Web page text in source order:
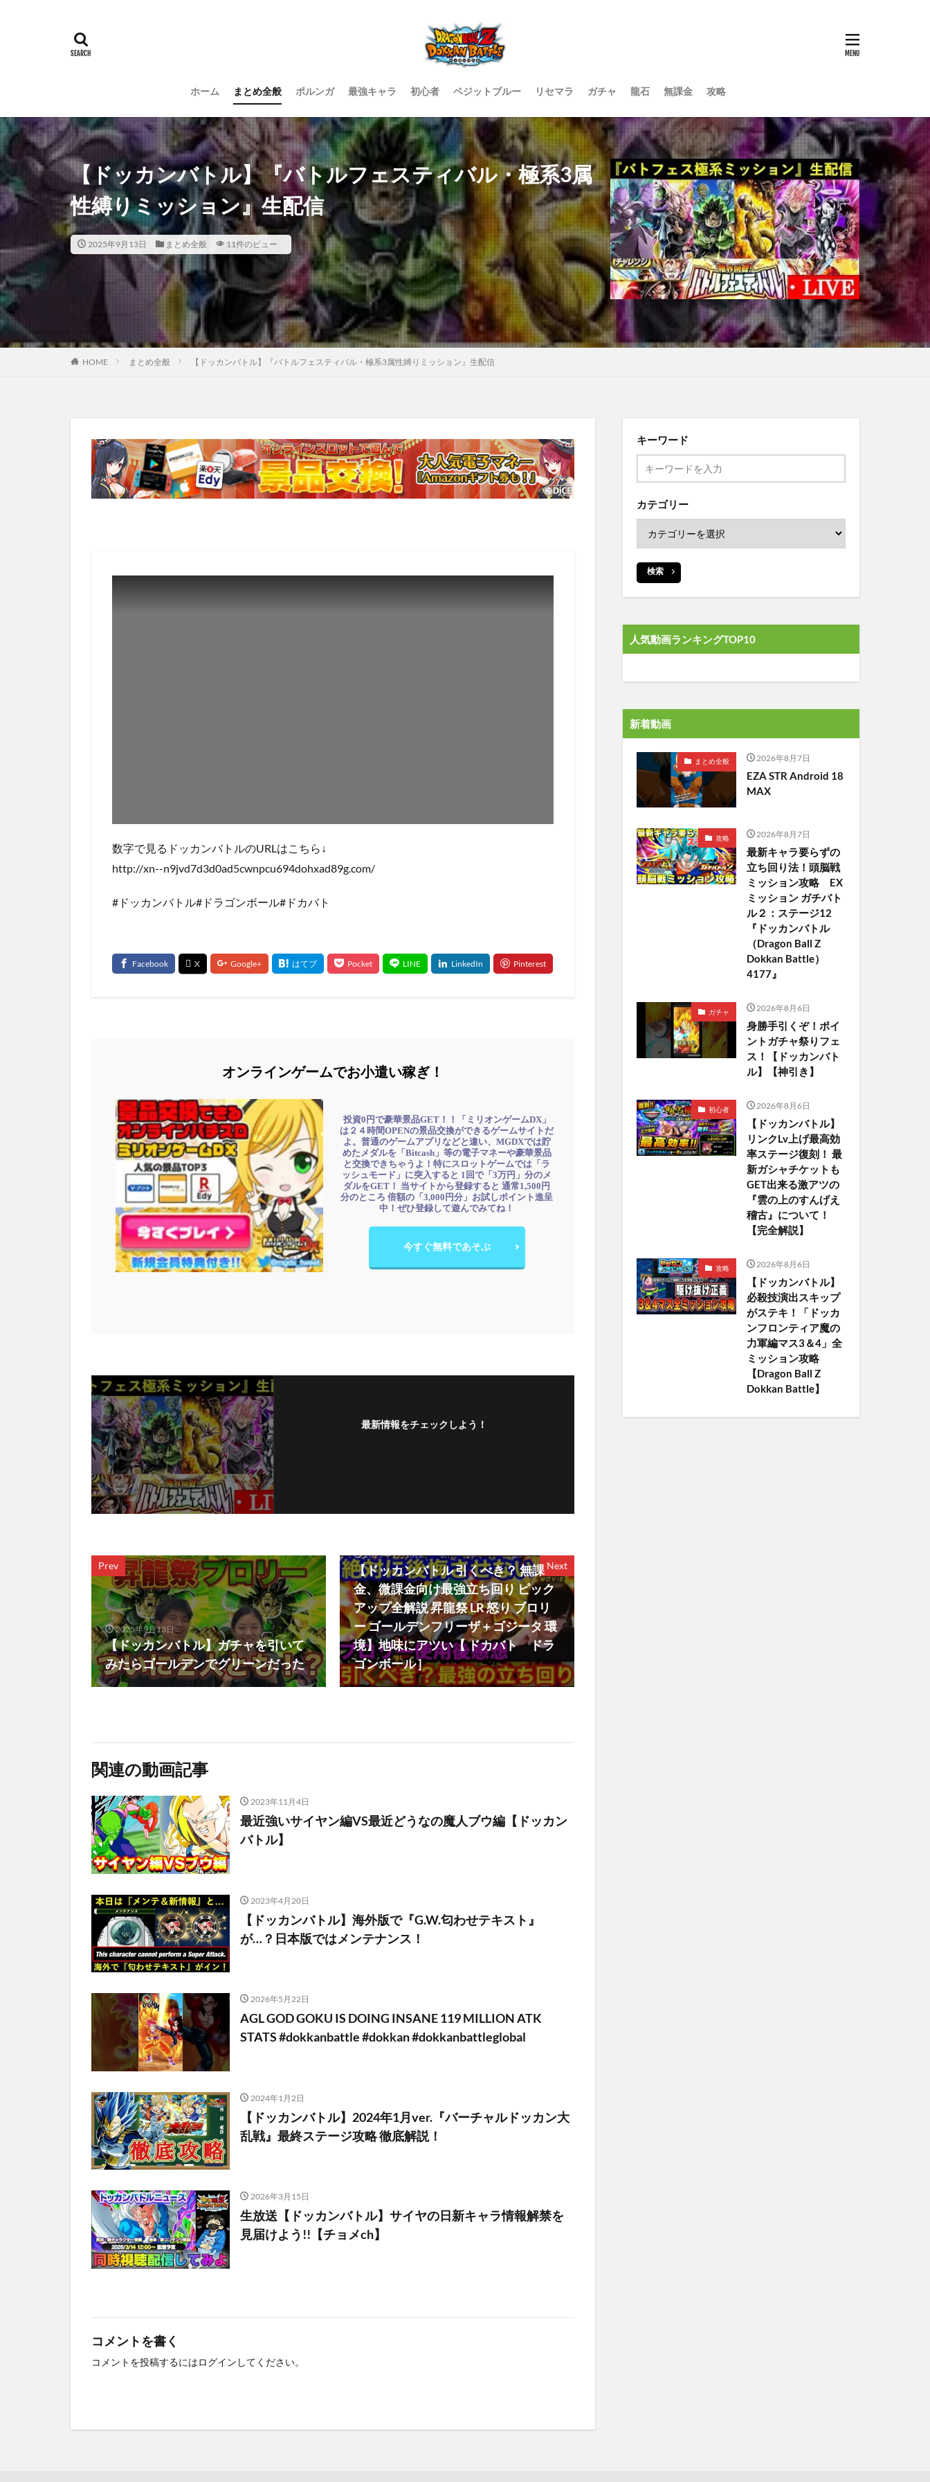
ホーム まとめ全般 ポルンガ 最強キャラ 初心者 ベジットブルー リセマラ ガチャ 龍石 無課金 攻略
【ドッカンバトル】『バトルフェスティバル・極系3属
性縛りミッション』生配信
2025年9月13日 まとめ全般 11件のビュー
HOME まとめ全般 【ドッカンバトル】『バトルフェスティバル・極系3属性縛りミッション』生配信
数字で見るドッカンバトルのURLはこちら↓
http://xn--n9jvd7d3d0ad5cwnpcu694dohxad89g.com/
#ドッカンバトル#ドラゴンボール#ドカバト
オンラインゲームでお小遣い稼ぎ！
投資0円で豪華景品GET！！「ミリオンゲームDX」
は２４時間OPENの景品交換ができるゲームサイトだ
よ。普通のゲームアプリなどと違い、MGDXでは貯
めたメダルを「Bitcash」等の電子マネーや豪華景品
と交換できちゃうよ！特にスロットゲームでは「ラ
ッシュモード」に突入すると 1回で「3万円」分のメ
ダルをGET！ 当サイトから登録すると 通常1,500円
分のところ 倍額の「3,000円分」お試しポイント進呈
中！ぜひ登録して遊んでみてね！
今すぐ無料であそぶ
最新情報をチェックしよう！
Prev
2025年9月13日
【ドッカンバトル】ガチャを引いて
みたらゴールデンでグリーンだった
Next
2025年9月13日
【ドッカンバトル 引くべき？ 無課
金、微課金向け最強立ち回り ピック
アップ全解説 昇龍祭 LR 怒り ブロリ
ー ゴールデンフリーザ＋ゴジータ 環
境】地味にアツい【 ドカバト ドラ
ゴンボール ]
関連の動画記事
2023年11月4日
最近強いサイヤン編VS最近どうなの魔人ブウ編【ドッカン
バトル】
2023年4月20日
【ドッカンバトル】海外版で『G.W.匂わせテキスト』
が…？日本版ではメンテナンス！
2026年5月22日
AGL GOD GOKU IS DOING INSANE 119 MILLION ATK
STATS #dokkanbattle #dokkan #dokkanbattleglobal
2024年1月2日
【ドッカンバトル】2024年1月ver.『バーチャルドッカン大
乱戦』最終ステージ攻略 徹底解説！
2026年3月15日
生放送【ドッカンバトル】サイヤの日新キャラ情報解禁を
見届けよう!!【チョメch】
コメントを書く
コメントを投稿するにはログイン してください。
キーワード
カテゴリー
検索
人気動画ランキングTOP10
新着動画
まとめ全般 2026年8月7日
EZA STR Android 18
MAX
攻略 2026年8月7日
最新キャラ要らずの
立ち回り法！頭脳戦
ミッション攻略 EX
ミッション ガチバト
ル２：ステージ12
『ドッカンバトル
（Dragon Ball Z
Dokkan Battle）
4177』
ガチャ 2026年8月6日
身勝手引くぞ！ポイ
ントガチャ祭りフェ
ス！【ドッカンバト
ル】【神引き】
初心者 2026年8月6日
【ドッカンバトル】
リンクLv上げ最高効
率ステージ復刻！ 最
新ガシャチケットも
GET出来る激アツの
『雲の上のすんげえ
稽古』について！
【完全解説】
攻略 2026年8月6日
【ドッカンバトル】
必殺技演出スキップ
がステキ！「ドッカ
ンフロンティア魔の
力軍編マス3＆4」全
ミッション攻略
【Dragon Ball Z
Dokkan Battle】